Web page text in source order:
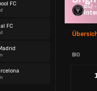
FC
FC
#42
BIO